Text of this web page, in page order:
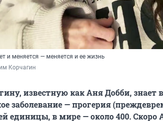
и меняется — меняется и ее жизнь
Корчагин
известную как Аня Добби, знает
заболевание — прогерия
единицы, в мире — около 400. Скоро